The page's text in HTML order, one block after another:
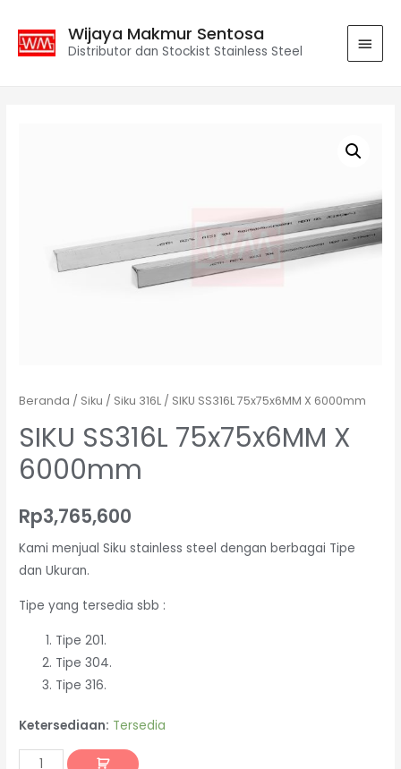
Wijaya Makmur Sentosa
Distributor dan Stockist Stainless Steel
Beranda / Siku / Siku 316L / SIKU SS316L 75x75x6MM X 6000mm
SIKU SS316L 75x75x6MM X
6000mm
Rp3,765,600
Kami menjual Siku stainless steel dengan berbagai Tipe
dan Ukuran.
Tipe yang tersedia sbb :
Tipe 201.
Tipe 304.
Tipe 316.
Ketersediaan: Tersedia